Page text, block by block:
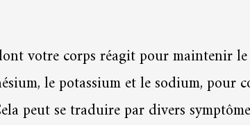
votre corps réagit pour maintenir
le potassium et le sodium, pour
peut se traduire par divers